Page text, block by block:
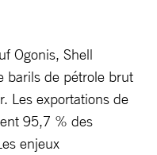
Ogonis, Shell
barils de pétrole brut
Les exportations de
95,7 % des
enjeux